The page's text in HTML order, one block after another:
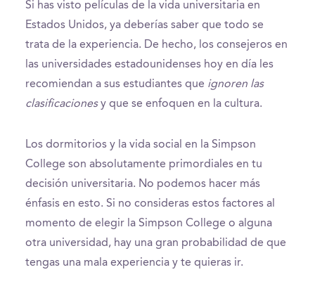
Si has visto películas de la vida universitaria en
Estados Unidos, ya deberías saber que todo se
trata de la experiencia. De hecho, los consejeros en
las universidades estadounidenses hoy en día les
recomiendan a sus estudiantes que ignoren las
clasificacionesy que se enfoquen en la cultura.
Los dormitorios y la vida social en la Simpson
College son absolutamente primordiales en tu
decisión universitaria. No podemos hacer más
énfasis en esto. Si no consideras estos factores al
momento de elegir la Simpson College o alguna
otra universidad, hay una gran probabilidad de que
tengas una mala experiencia y te quieras ir.